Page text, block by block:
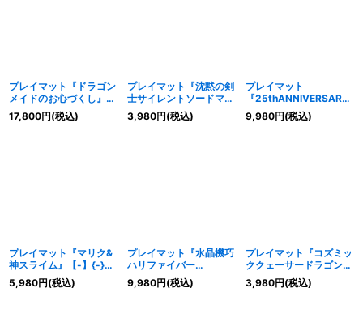
プレイマット『ドラゴン
メイドのお心づくし』
【-】{-}《プレイマッ
ト》
17,800円(税込)
プレイマット『沈黙の剣
士サイレントソードマン
&沈黙の魔術師サイレン
トマジシャン』【-】{-}
3,980円(税込)
プレイマット
『25thANNIVERSARY
レトロモンスター』
【-】{-}《プレイマッ
9,980円(税込)
プレイマット『マリク&
神スライム』【-】{-}
《プレイマット》
5,980円(税込)
プレイマット『水晶機巧
ハリファイバー
(YuGiOh!Day)』【-】
{-}《プレイマット》
9,980円(税込)
プレイマット『コズミッ
ククェーサードラゴン
(DUELISTNEXUS)』
【-】{-}《プレイマッ
3,980円(税込)